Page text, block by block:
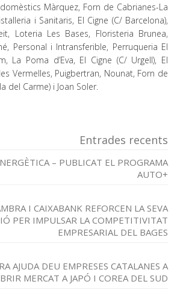
Màrquez, Forn de Cabrianes-La
i Sanitaris, El Cigne (C/ Barcelona),
Loteria Les Bases, Floristeria Brunea,
Personal i Intransferible, Perruqueria El
La Poma d’Eva, El Cigne (C/ Urgell), El
Vermelles, Puigbertran, Nounat, Forn de
del Carme) i Joan Soler.
Entrades recents
– PUBLICAT EL PROGRAMA
AUTO+
I CAIXABANK REFORCEN LA SEVA
PER IMPULSAR LA COMPETITIVITAT
EMPRESARIAL DEL BAGES
AJUDA DEU EMPRESES CATALANES A
MERCAT A JAPÓ I COREA DEL SUD